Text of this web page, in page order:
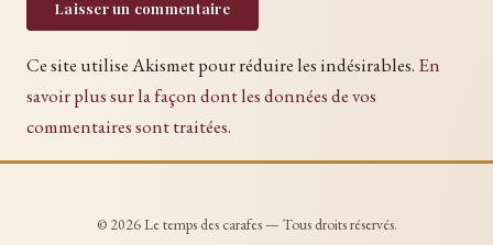
Ce site utilise Akismet pour réduire les indésirables. En
savoir plus sur la façon dont les données de vos
commentaires sont traitées.
© 2026 Le temps des carafes — Tous droits réservés.